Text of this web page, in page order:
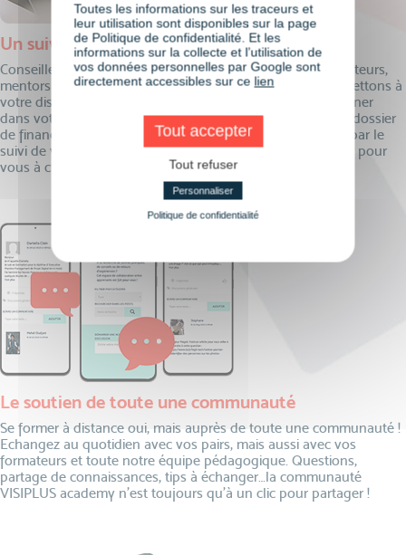
Un suivi personnalisé
Conseillers formation, coordinateurs pédagogiques, formateurs,
mentors individuels, responsable de programme… nous mettons à
votre disposition tous nos experts afin de vous accompagner
dans votre projet de formation ! De l’élaboration de votre dossier
de financement à la remise de votre certificat, en passant par le
suivi de votre formation, l’équipe VISIPLUS academy est là pour
vous à chaque étape de votre parcours.
Le soutien de toute une communauté
Se former à distance oui, mais auprès de toute une communauté !
Echangez au quotidien avec vos pairs, mais aussi avec vos
formateurs et toute notre équipe pédagogique. Questions,
partage de connaissances, tips à échanger…la communauté
VISIPLUS academy n’est toujours qu’à un clic pour partager !
Toutes les informations sur les traceurs et
leur utilisation sont disponibles sur la page
de Politique de confidentialité. Et les
informations sur la collecte et l’utilisation de
vos données personnelles par Google sont
directement accessibles sur ce lien
Tout accepter
Tout refuser
Personnaliser
Politique de confidentialité